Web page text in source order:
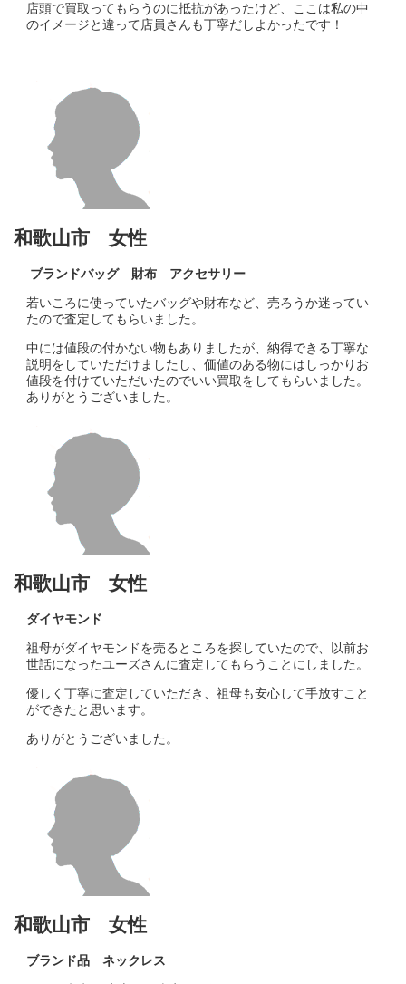
店頭で買取ってもらうのに抵抗があったけど、ここは私の中
のイメージと違って店員さんも丁寧だしよかったです！
和歌山市 女性
ブランドバッグ 財布 アクセサリー
若いころに使っていたバッグや財布など、売ろうか迷ってい
たので査定してもらいました。
中には値段の付かない物もありましたが、納得できる丁寧な
説明をしていただけましたし、価値のある物にはしっかりお
値段を付けていただいたのでいい買取をしてもらいました。
ありがとうございました。
和歌山市 女性
ダイヤモンド
祖母がダイヤモンドを売るところを探していたので、以前お
世話になったユーズさんに査定してもらうことにしました。
優しく丁寧に査定していただき、祖母も安心して手放すこと
ができたと思います。
ありがとうございました。
和歌山市 女性
ブランド品 ネックレス